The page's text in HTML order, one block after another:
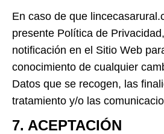
En caso de que
presente Política de
notificación en el Sitio Web
conocimiento de cualquier
Datos que se recogen, las
tratamiento y/o las
7. ACEPTACIÓN